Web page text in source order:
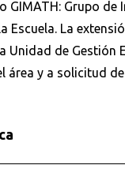
GIMATH: Grupo de
Escuela. La
Unidad de Gestión
área y a solicitud